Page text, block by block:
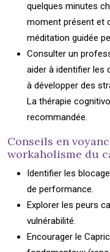
quelques minutes
moment présent et
méditation guidée
Consulter un
aider à identifier les
à développer des
La thérapie
recommandée.
Conseils en
workaholisme du
Identifier les
de performance.
Explorer les peurs
vulnérabilité.
Encourager le